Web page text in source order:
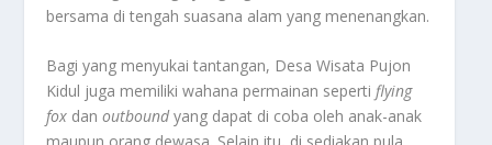
bersama di tengah suasana alam yang menenangkan.
Bagi yang menyukai tantangan, Desa Wisata Pujon
Kidul juga memiliki wahana permainan sepertiflying
fox danoutboundyang dapat di coba oleh anak-anak